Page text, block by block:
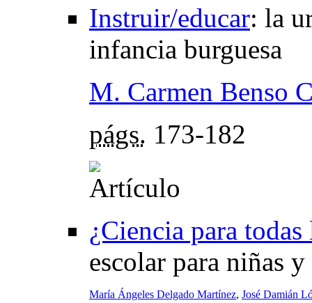
Instruir/educar: la
infancia burguesa
M. Carmen Benso
págs. 173-182
¿Ciencia para todas
escolar para niñas
María Ángeles Delgado Martínez, José Damián